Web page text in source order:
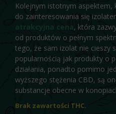
Kolejnym istotnym aspektem,
do zainteresowania się
atrakcyjna cena, która
od produktów o pełnym
tego, że sam izolat nie cieszy
popularnością jak produkty o
działania, ponadto pomimo
wyższego stężenia CBD, są
substancje obecne w
Brak zawartości THC.